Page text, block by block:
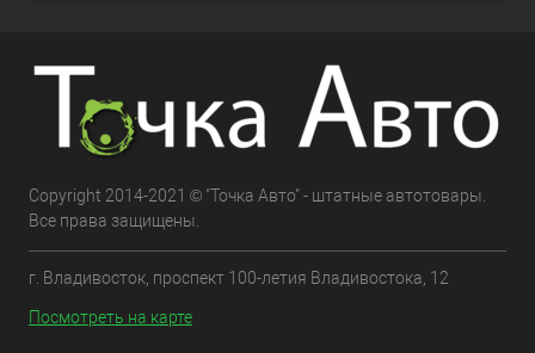
Copyright 2014-2021 © "Точка Авто" - штатные автотовары.
Все права защищены.
г. Владивосток, проспект 100-летия Владивостока, 12
Посмотреть на карте